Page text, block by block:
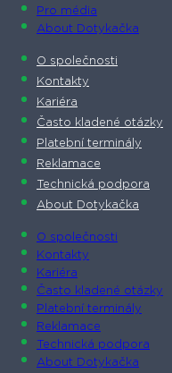
Pro média
About Dotykačka
O společnosti
Kontakty
Kariéra
Často kladené otázky
Platební terminály
Reklamace
Technická podpora
About Dotykačka
O společnosti
Kontakty
Kariéra
Často kladené otázky
Platební terminály
Reklamace
Technická podpora
About Dotykačka